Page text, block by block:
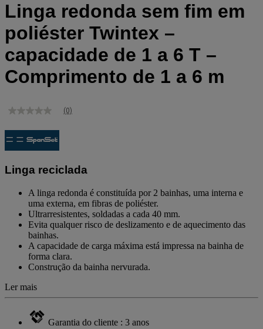
Linga redonda sem fim em
poliéster Twintex –
capacidade de 1 a 6 T –
Comprimento de 1 a 6 m
Sem
de
classificação
Link
a
página.
(0)
Linga reciclada
A linga redonda é constituída por 2 bainhas, uma interna e
uma externa, em fibras de poliéster.
Ultrarresistentes, soldadas a cada 40 mm.
Evita qualquer risco de deslizamento e de aquecimento das
bainhas.
A capacidade de carga máxima está impressa na bainha de
forma clara.
Construção da bainha nervurada.
Ler mais
Garantia do cliente : 3 anos